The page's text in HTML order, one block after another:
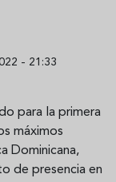
- 21:33
para la primera
máximos
Dominicana,
de presencia en